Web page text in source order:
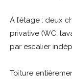
À l’étage : deux
privative (WC,
par escalier
Toiture